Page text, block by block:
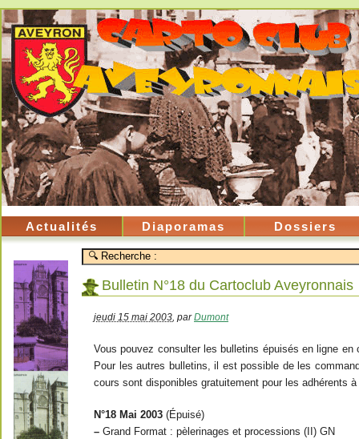
Actualités Diaporamas Dossiers
Bulletin N°18 du Cartoclub Aveyronnais
jeudi 15 mai 2003 parDumont
Vous pouvez consulter les bulletins épuisés en ligne
Pour les autres bulletins, il est possible de les
cours sont disponibles gratuitement pour les adhérents
N°18 Mai 2003 (Épuisé)
– Grand Format : pèlerinages et processions (II) GN